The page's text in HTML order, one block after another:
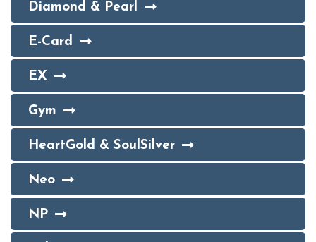
Diamond & Pearl
E-Card
EX
Gym
HeartGold & SoulSilver
Neo
NP